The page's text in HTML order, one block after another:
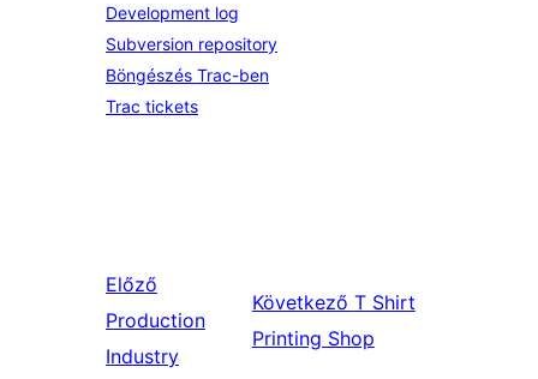
Development log
Subversion repository
Böngészés Trac-ben
Trac tickets
Előző
Production
Industry
Következő T Shirt
Printing Shop